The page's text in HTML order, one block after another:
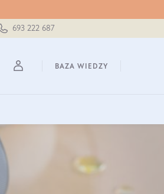
693 222 687
BAZA WIEDZY